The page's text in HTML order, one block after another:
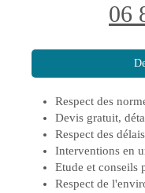
06
Respect des
Devis gratuit,
Respect des délais
Interventions en
Etude et conseils
Respect de